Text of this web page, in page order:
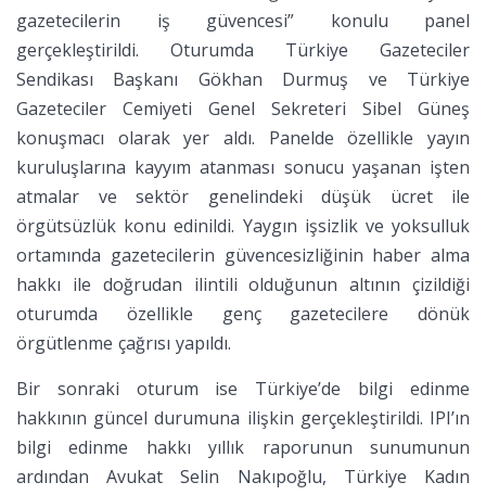
gazetecilerin iş güvencesi” konulu panel
gerçekleştirildi. Oturumda Türkiye Gazeteciler
Sendikası Başkanı Gökhan Durmuş ve Türkiye
Gazeteciler Cemiyeti Genel Sekreteri Sibel Güneş
konuşmacı olarak yer aldı. Panelde özellikle yayın
kuruluşlarına kayyım atanması sonucu yaşanan işten
atmalar ve sektör genelindeki düşük ücret ile
örgütsüzlük konu edinildi. Yaygın işsizlik ve yoksulluk
ortamında gazetecilerin güvencesizliğinin haber alma
hakkı ile doğrudan ilintili olduğunun altının çizildiği
oturumda özellikle genç gazetecilere dönük
örgütlenme çağrısı yapıldı.
Bir sonraki oturum ise Türkiye’de bilgi edinme
hakkının güncel durumuna ilişkin gerçekleştirildi. IPI’ın
bilgi edinme hakkı yıllık raporunun sunumunun
ardından Avukat Selin Nakıpoğlu, Türkiye Kadın